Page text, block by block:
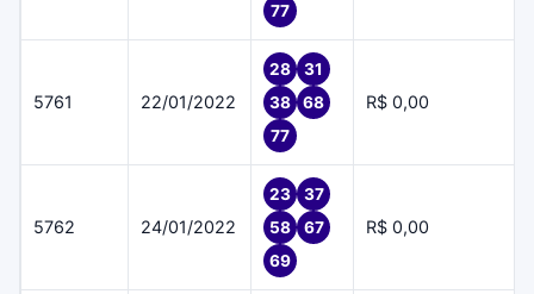
77
5761 22/01/2022
28
31
38
68
77
R$ 0,00
5762 24/01/2022
23
37
58
67
69
R$ 0,00